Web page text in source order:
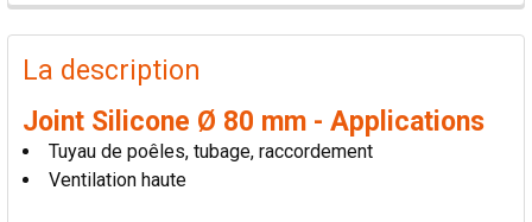
PRODUITS
FRÉQUEMMENT
ACHETÉS
TOUT
La description
Joint Silicone Ø 80 mm - Applications
Tuyau de poêles, tubage, raccordement
Ventilation haute